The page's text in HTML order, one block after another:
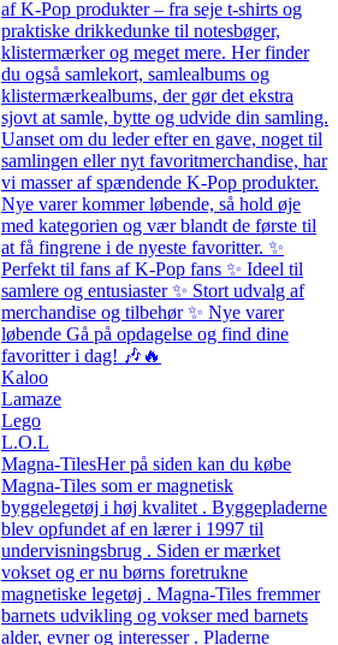
af K-Pop produkter – fra seje t-shirts og
praktiske drikkedunke til notesbøger,
klistermærker og meget mere. Her finder
du også samlekort, samlealbums og
klistermærkealbums, der gør det ekstra
sjovt at samle, bytte og udvide din samling.
Uanset om du leder efter en gave, noget til
samlingen eller nyt favoritmerchandise, har
vi masser af spændende K-Pop produkter.
Nye varer kommer løbende, så hold øje
med kategorien og vær blandt de første til
at få fingrene i de nyeste favoritter. ✨
Perfekt til fans af K-Pop fans ✨ Ideel til
samlere og entusiaster ✨ Stort udvalg af
merchandise og tilbehør ✨ Nye varer
løbende Gå på opdagelse og find dine
favoritter i dag! 🎶🔥
Kaloo
Lamaze
Lego
L.O.L
Magna-TilesHer på siden kan du købe
Magna-Tiles som er magnetisk
byggelegetøj i høj kvalitet . Byggepladerne
blev opfundet af en lærer i 1997 til
undervisningsbrug . Siden er mærket
vokset og er nu børns foretrukne
magnetiske legetøj . Magna-Tiles fremmer
barnets udvikling og vokser med barnets
alder, evner og interesser . Pladerne